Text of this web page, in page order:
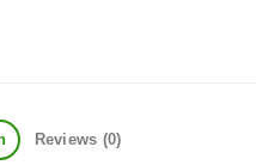
Reviews (0)